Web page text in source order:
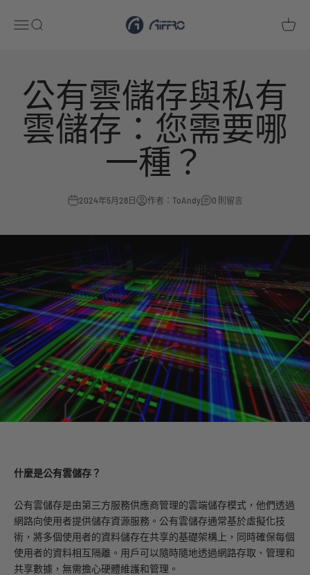
開啟導覽選單
開啟搜尋 Aiffro 開啟
公有雲儲存與私有
雲儲存：您需要哪
一種？
2024年5月28日 作者：ToAndy 0 則留言
什麼是公有雲儲存？
公有雲儲存是由第三方服務供應商管理的雲端儲存模式，他們透過
網路向使用者提供儲存資源服務。公有雲儲存通常基於虛擬化技
術，將多個使用者的資料儲存在共享的基礎架構上，同時確保每個
使用者的資料相互隔離。用戶可以隨時隨地透過網路存取、管理和
共享數據，無需擔心硬體維護和管理。